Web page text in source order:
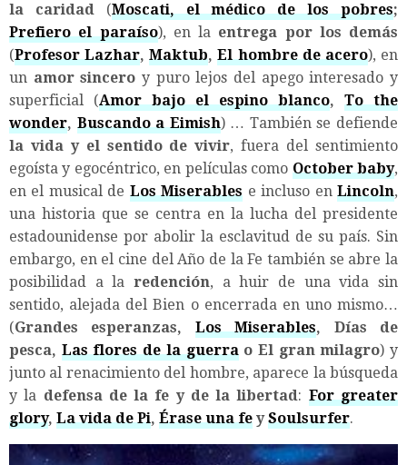
la caridad(Moscati, el médico de los pobres;
Prefiero el paraíso), en la entrega por los demás
(Profesor Lazhar,Maktub,El hombre de acero), en
un amor sincero y puro lejos del apego interesado y
superficial (Amor bajo el espino blanco, To the
wonder, Buscando a Eimish) … También se defiende
la vida y el sentido de vivir, fuera del sentimiento
egoísta y egocéntrico, en películas como October baby,
en el musical de Los Miserables e incluso enLincoln,
una historia que se centra en la lucha del presidente
estadounidense por abolir la esclavitud de su país. Sin
embargo, en el cine del Año de la Fe también se abre la
posibilidad a la redención, a huir de una vida sin
sentido, alejada del Bien o encerrada en uno mismo…
(Grandes esperanzas, Los Miserables, Días de
pesca, Las flores de la guerrao El gran milagro) y
junto al renacimiento del hombre, aparece la búsqueda
y la defensa de la fe y de la libertad: For greater
glory, La vida de Pi, Érase una fe ySoulsurfer.